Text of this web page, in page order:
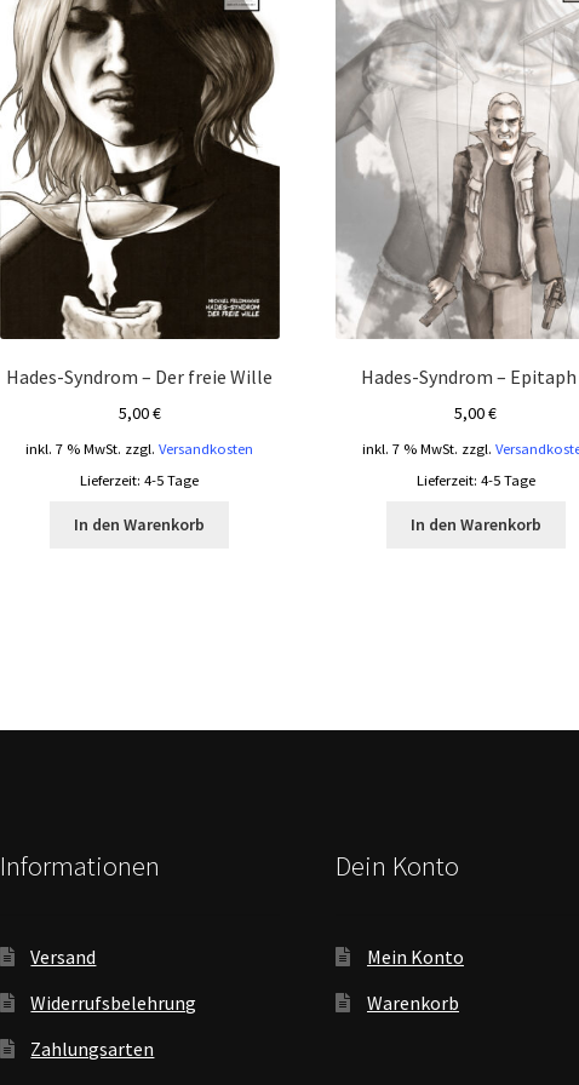
Hades-Syndrom – Der freie Wille
5,00€
inkl. 7 % MwSt. zzgl.Versandkosten
Lieferzeit:4-5 Tage
In den Warenkorb
Hades-Syndrom –
5,00€
inkl. 7 % MwSt. zzgl.
Lieferzeit: 4-5 Tage
In den Warenkorb
Informationen
Versand
Widerrufsbelehrung
Zahlungsarten
Dein Konto
Mein Konto
Warenkorb